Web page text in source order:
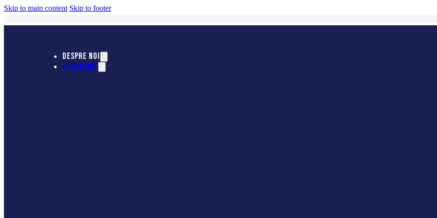
Skip to main content Skip to footer
DESPRE NOI
DISCIPLINE